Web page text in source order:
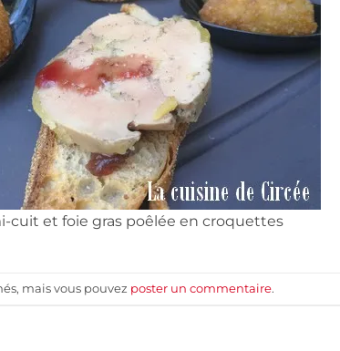
cuit et foie gras poêlée en croquettes
mais vous pouvez poster un commentaire.